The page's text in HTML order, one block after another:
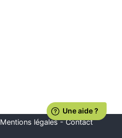
Mentions légales-Contact